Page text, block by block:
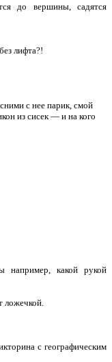
до вершины, садятся
лифта?!
с нее паpик, смой
из сисек — и на кого
какой рукой
с географическим